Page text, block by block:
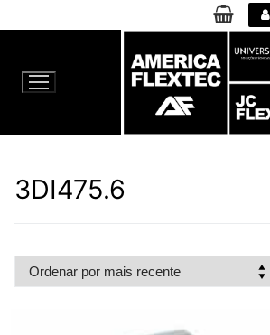
para
conteúdo
3DI475.6